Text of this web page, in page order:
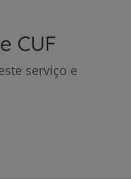
CUF
serviço e